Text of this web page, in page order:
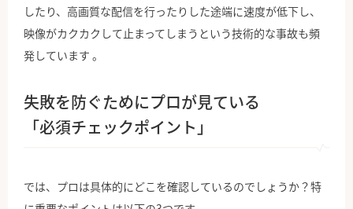
したり、高画質な配信を行ったりした途端に速度が低下し、
映像がカクカクして止まってしまうという技術的な事故も頻
発しています 。
失敗を防ぐためにプロが見ている
「必須チェックポイント」
では、プロは具体的にどこを確認しているのでしょうか？特